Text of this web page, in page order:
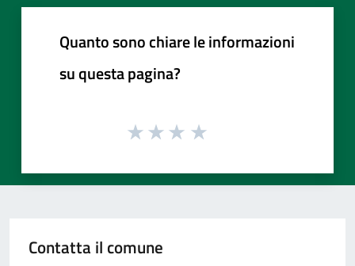
Quanto sono chiare le informazioni
su questa pagina?
Contatta il comune